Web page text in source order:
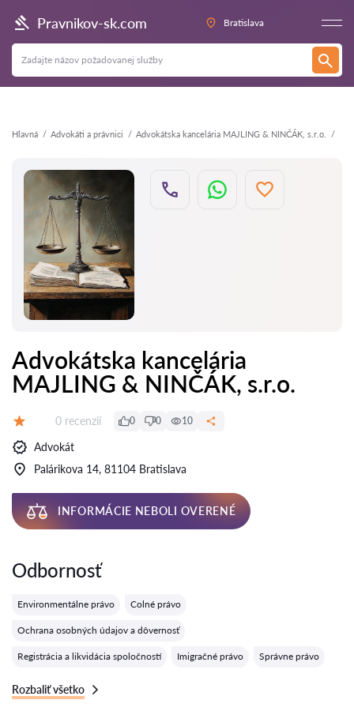
Pravnikov-sk.com Bratislava
Hlavná Аdvokáti a právnici Advokátska kancelária MAJLING & NINČÁK, s.r.o.
Späť
Advokátska kancelária
MAJLING & NINČÁK, s.r.o.
Recenzií:
0 recenzií 0 0 10
Advokát
Palárikova 14, 81104 Bratislava
INFORMÁCIE NEBOLI OVERENÉ
Odbornosť
Environmentálne právo Colné právo
Ochrana osobných údajov a dôvernosť
Registrácia a likvidácia spoločností Imigračné právo Správne právo
Rozbaliť všetko